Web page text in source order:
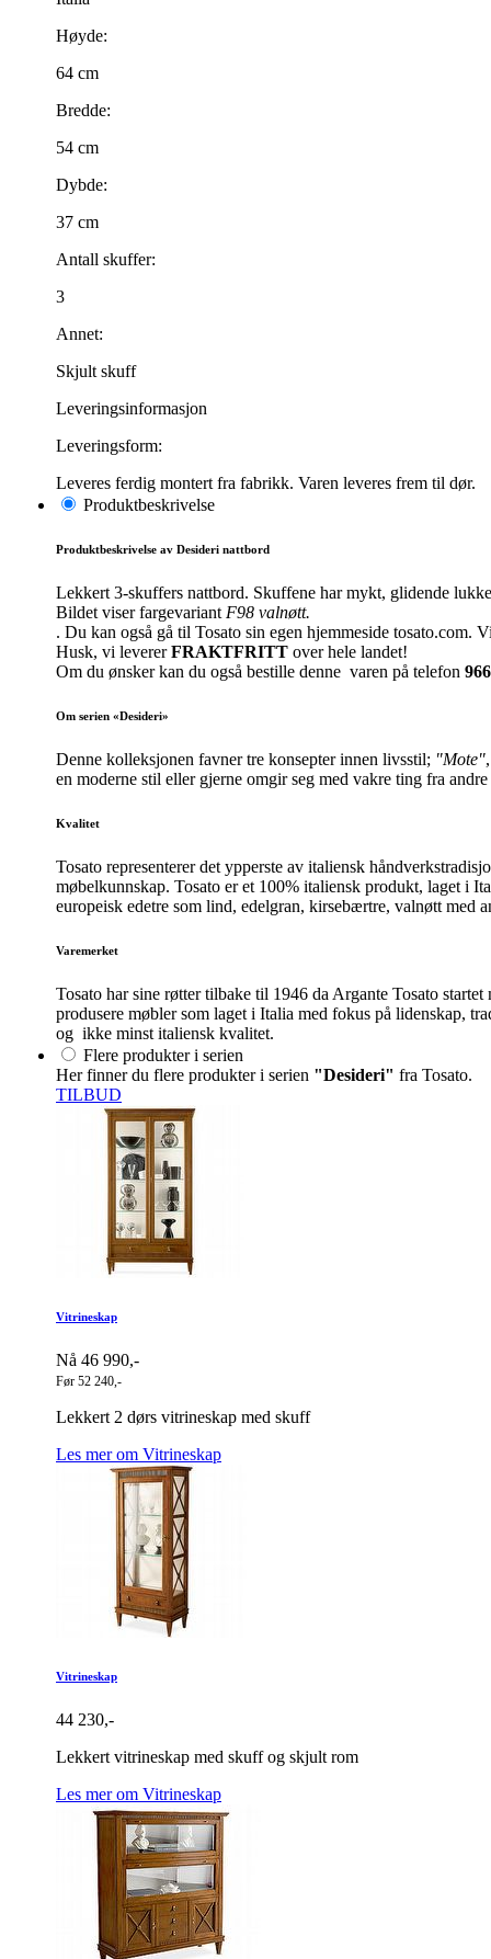
Høyde:
64 cm
Bredde:
54 cm
Dybde:
37 cm
Antall skuffer:
3
Annet:
Skjult skuff
Leveringsinformasjon
Leveringsform:
Leveres ferdig montert fra fabrikk. Varen leveres frem til dør.
Produktbeskrivelse
Produktbeskrivelse av Desideri nattbord
Lekkert 3-skuffers nattbord. Skuffene har mykt, glidende
Bildet viser fargevariant F98 valnøtt.
. Du kan også gå til Tosato sin egen hjemmeside tosato.com.
Husk, vi levererFRAKTFRITT over hele landet!
Om du ønsker kan du også bestille denne varen på telefon
Om serien «Desideri»
Denne kolleksjonen favner tre konsepter innen livsstil; "Mote"
en moderne stil eller gjerne omgir seg med vakre ting fra
Kvalitet
Tosato representerer det ypperste av italiensk
møbelkunnskap. Tosato er et 100% italiensk produkt, laget i
europeisk edetre som lind, edelgran, kirsebærtre, valnøtt med
Varemerket
Tosato har sine røtter tilbake til 1946 da Argante Tosato
produsere møbler som laget i Italia med fokus på lidenskap,
og ikke minst italiensk kvalitet.
Flere produkter i serien
Her finner du flere produkter i serien "Desideri" fra Tosato.
TILBUD
Vitrineskap
Nå 46 990,-
Før 52 240,-
Lekkert 2 dørs vitrineskap med skuff
Les mer om Vitrineskap
Vitrineskap
44 230,-
Lekkert vitrineskap med skuff og skjult rom
Les mer om Vitrineskap